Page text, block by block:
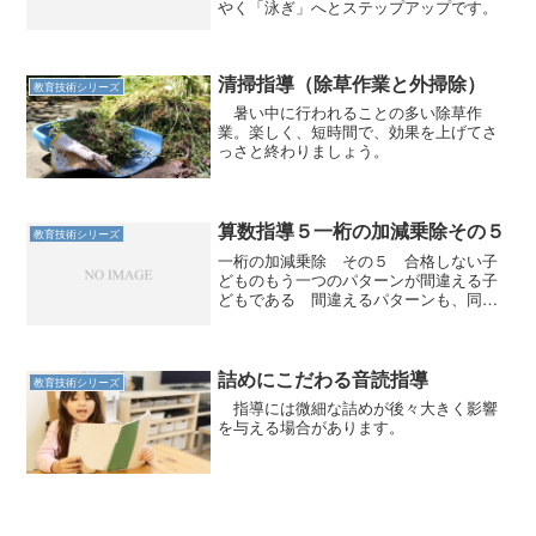
やく「泳ぎ」へとステップアップです。
教育技術シリーズ 清掃指導（除草作業と外掃除）
暑い中に行われることの多い除草作
業。楽しく、短時間で、効果を上げてさ
っさと終わりましょう。
教育技術シリーズ 算数指導５一桁の加減乗除その５
一桁の加減乗除 その５ 合格しない子
どものもう一つのパターンが間違える子
どもである 間違えるパターンも、同じ
は、そもそも嘘を覚えてしま...
教育技術シリーズ 詰めにこだわる音読指導
指導には微細な詰めが後々大きく影響
を与える場合があります。